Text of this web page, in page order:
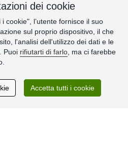
dei cookie
cookie", l’utente fornisce il suo
sul proprio dispositivo, il che
l'analisi dell'utilizzo dei dati e le
Puoi rifiutarti di farlo , ma ci farebbe
Accetta tutti i cookie